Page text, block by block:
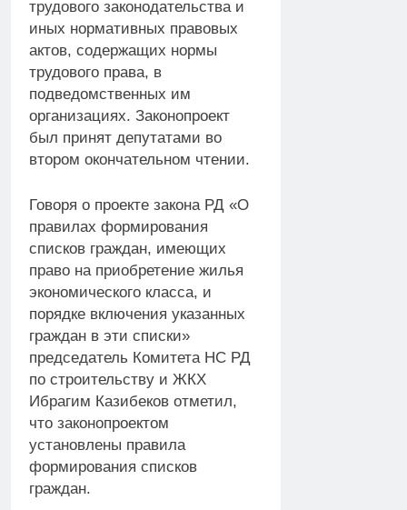
трудового законодательства и
иных нормативных правовых
актов, содержащих нормы
трудового права, в
подведомственных им
организациях. Законопроект
был принят депутатами во
втором окончательном чтении.
Говоря о проекте закона РД «О
правилах формирования
списков граждан, имеющих
право на приобретение жилья
экономического класса, и
порядке включения указанных
граждан в эти списки»
председатель Комитета НС РД
по строительству и ЖКХ
Ибрагим Казибеков отметил,
что законопроектом
установлены правила
формирования списков
граждан.